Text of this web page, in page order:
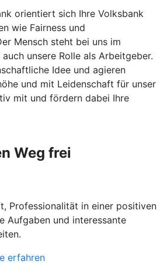
orientiert sich Ihre Volksbank
wie Fairness und
Mensch steht bei uns im
unsere Rolle als Arbeitgeber.
Idee und agieren
und mit Leidenschaft für unser
mit und fördern dabei Ihre
Weg frei
Professionalität in einer positiven
Aufgaben und interessante
erfahren